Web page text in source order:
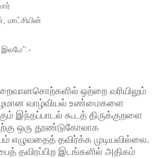
மாட்சியின்
இலமே’’ .-
ஒற்றை வரியிலும்
வாழ்வியல் உண்மைகளை
இந்தப்பாடல் கூடத் திருக்குறளை
ஒரு தூண்டுகோலாக
எழுவதைத் தவிர்க்க முடியவில்லை.
தவிரப்பிற இடங்களில் அதிகம்